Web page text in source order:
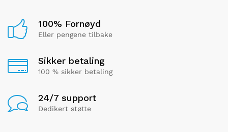
100% Fornøyd
Eller pengene tilbake
Sikker betaling
100 % sikker betaling
24/7 support
Dedikert støtte